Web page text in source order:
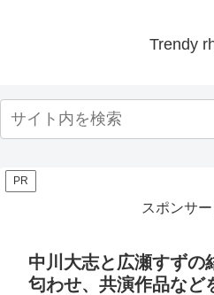
Trendy
PR
スポンサ
中川大志と広瀬すずの
匂わせ、共演作品など